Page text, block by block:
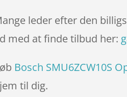
leder efter den
med at finde tilbud her:
Bosch SMU6ZCW10S
til dig.